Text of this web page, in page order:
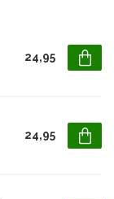
24,95
24,95